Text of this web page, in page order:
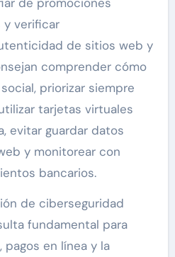
y verificar
de sitios web y
comprender cómo
priorizar siempre
tarjetas virtuales
evitar guardar datos
y monitorear con
bancarios.
de ciberseguridad
fundamental para
en línea y la